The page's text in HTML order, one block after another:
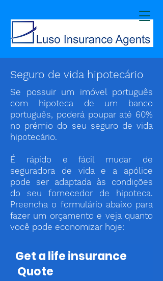
Seguro de vida hipotecário
Se possuir um imóvel português
com hipoteca de um banco
português, poderá poupar até 60%
no prémio do seu seguro de vida
hipotecário.
É rápido e fácil mudar de
seguradora de vida e a apólice
pode ser adaptada às condições
do seu fornecedor de hipoteca.
Preencha o formulário abaixo para
fazer um orçamento e veja quanto
você pode economizar hoje:
Get a life insurance
Quote